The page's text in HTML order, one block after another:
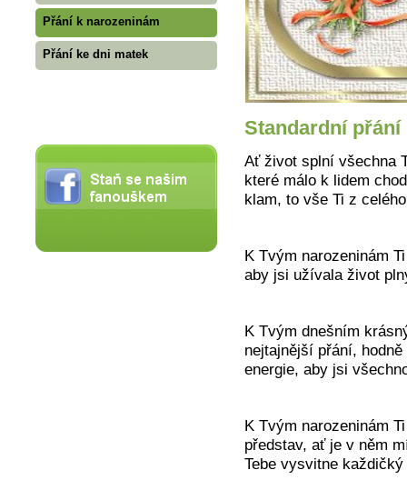
Přání k narozeninám
Přání ke dni matek
Standardní přání
Ať život splní všechna
které málo k lidem
klam, to vše Ti z
K Tvým narozeninám
aby jsi užívala život
K Tvým dnešním
nejtajnější přání,
energie, aby jsi
K Tvým narozeninám
představ, ať je v něm
Tebe vysvitne každičký